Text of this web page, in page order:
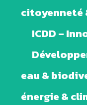
citoyenneté
ICDD –
eau &
énergie &